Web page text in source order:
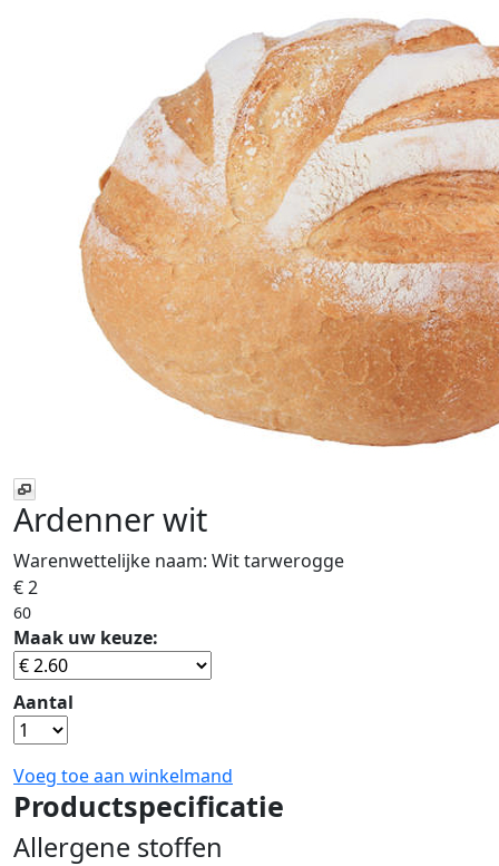
Ardenner wit
Warenwettelijke naam: Wit tarwerogge
€ 2
60
Maak uw keuze:
Aantal
Voeg toe aan winkelmand
Productspecificatie
Allergene stoffen